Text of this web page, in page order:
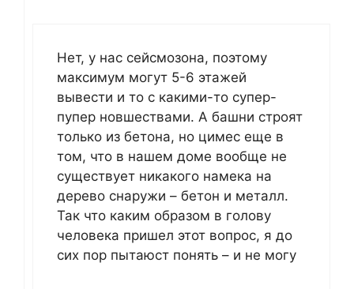
Нет, у нас сейсмозона, поэтому
максимум могут 5-6 этажей
вывести и то с какими-то супер-
пупер новшествами. А башни строят
только из бетона, но цимес еще в
том, что в нашем доме вообще не
существует никакого намека на
дерево снаружи – бетон и металл.
Так что каким образом в голову
человека пришел этот вопрос, я до
сих пор пытаюст понять – и не могу